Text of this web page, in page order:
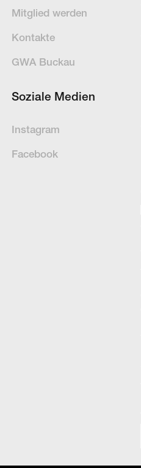
Mitglied werden
Kontakte
GWA Buckau
Soziale Medien
Instagram
Facebook